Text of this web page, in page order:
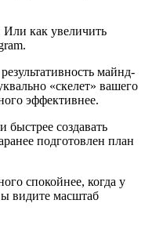
майнд-
«скелет» вашего
эффективнее.
быстрее создавать
подготовлен план
спокойнее, когда у
видите масштаб